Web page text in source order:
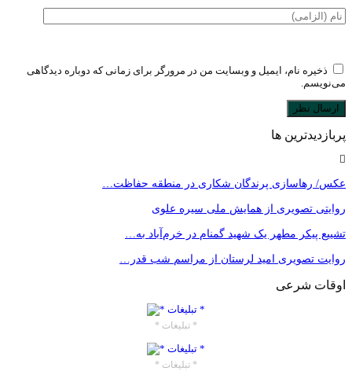
ذخیره نام، ایمیل و وبسایت من در مرورگر برای زمانی که دوباره دیدگاهی
می‌نویسم.
پربازدیدترین ها
عکس/ رهاسازی پرندگان شکاری در منطقه حفاظت…
روایتی تصویری از همایش ملی سیره علوی
تشییع پیکر مطهر یک شهید گمنام در خرم‌آباد به…
روایت تصویری امید لرستان از مراسم شب قدر…
اوقات شرعی
* تبلیغات *
* تبلیغات *